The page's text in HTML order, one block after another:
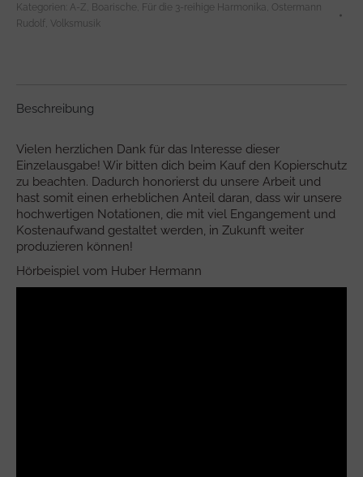
Kategorien: A-Z Boarische Für die 3-reihige Harmonika
Ostermann
Rudolf Volksmusik
Beschreibung
Vielen herzlichen Dank für das Interesse dieser
Einzelausgabe! Wir bitten dich beim Kauf den Kopierschutz
zu beachten. Dadurch honorierst du unsere Arbeit und
hast somit einen erheblichen Anteil daran, dass wir unsere
hochwertigen Notationen, die mit viel Engangement und
Kostenaufwand gestaltet werden, in Zukunft weiter
produzieren können!
Hörbeispiel vom Huber Hermann